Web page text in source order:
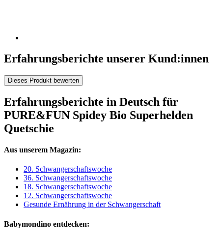
Erfahrungsberichte unserer Kund:innen
Dieses Produkt bewerten
Erfahrungsberichte in Deutsch für
PURE&FUN Spidey Bio Superhelden
Quetschie
Aus unserem Magazin:
20. Schwangerschaftswoche
36. Schwangerschaftswoche
18. Schwangerschaftswoche
12. Schwangerschaftswoche
Gesunde Ernährung in der Schwangerschaft
Babymondino entdecken: